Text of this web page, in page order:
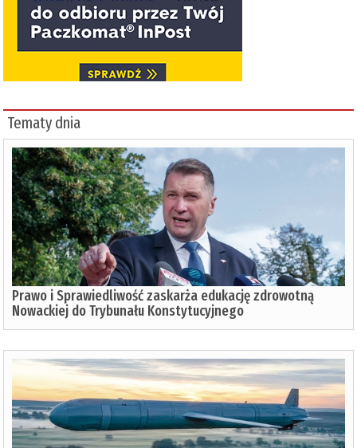
Tematy dnia
Prawo i Sprawiedliwość zaskarża edukację zdrowotną
Nowackiej do Trybunału Konstytucyjnego